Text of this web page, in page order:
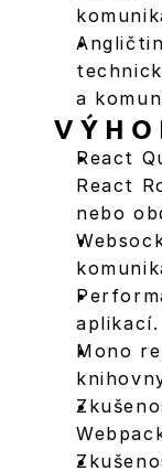
a
React
React
nebo
aplikací.
Mono